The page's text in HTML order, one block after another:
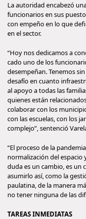
La autoridad encabezó
funcionarios en sus
con empeño en lo que
en el sector.
“Hoy nos dedicamos a
cado uno de los
desempeñan. Tenemos
desafío en cuanto
al apoyo a todas las
quienes están
colaborar con los
con las escuelas, con los
complejo”, sentenció
“El proceso de la
normalización del espacio
duda es un cambio, es un
asumirlo así, como la
paulatina, de la manera
no tener ninguna de las
TAREAS INMEDIATAS